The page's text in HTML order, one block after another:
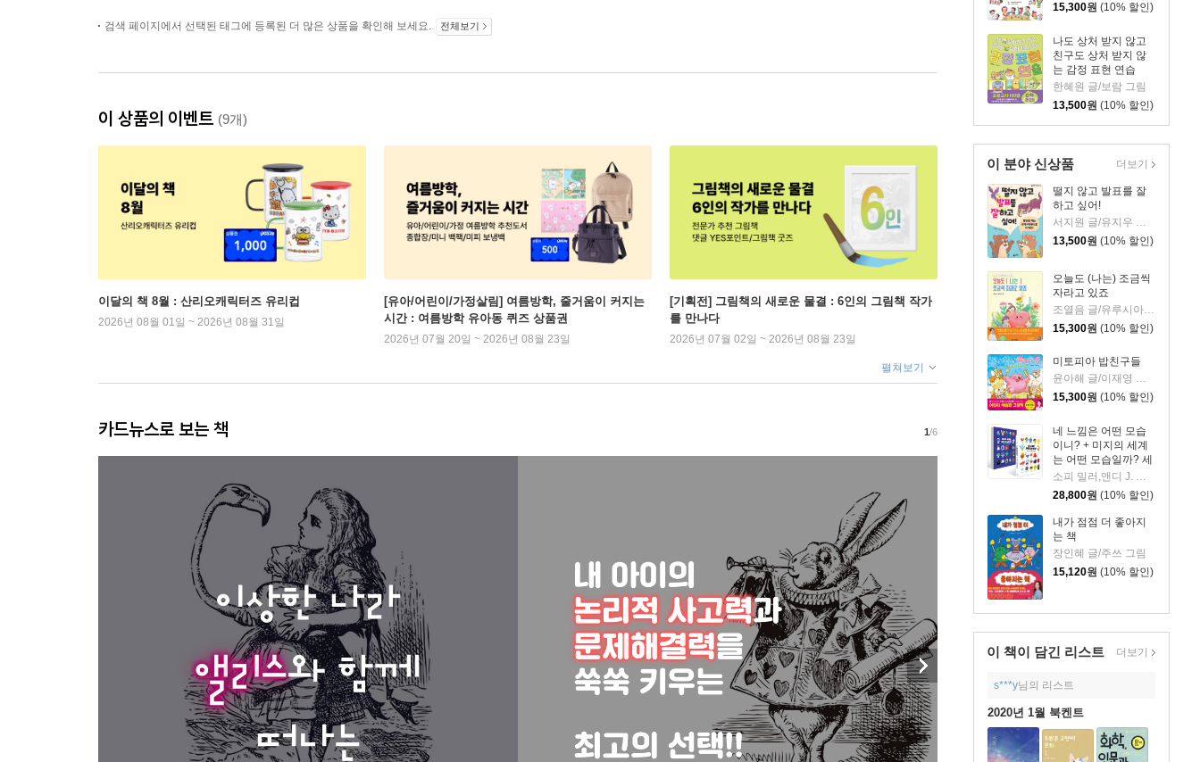
15,300원 (10% 할인)
나도 상처 받지 않고
친구도 상처 받지 않
는 감정 표현 연습
한혜원 글/보람 그림
13,500원 (10% 할인)
이 분야 신상품
떨지 않고 발표를 잘
하고 싶어!
서지원 글/유지우 그림
13,500원 (10% 할인)
오늘도 (나는) 조금씩
자라고 있죠
15,300원 (10% 할인)
미토피아 밥친구들
윤아해 글/이재영 그림
15,300원 (10% 할인)
네 느낌은 어떤 모습
이니? + 미지의 세계
는 어떤 모습일까? 세
트
28,800원 (10% 할인)
내가 점점 더 좋아지
는 책
장인혜 글/주쓰 그림
15,120원 (10% 할인)
더보기
이 책이 담긴 리스트 더보기
s***y님의 리스트
2020년 1월 북켄트
검색 페이지에서 선택된 태그에 등록된 더 많은 상품을 확인해 보세요. 전체보기
이 상품의 이벤트 (9개)
이달의 책 8월 : 산리오캐릭터즈 유리컵
2026년 08월 01일 ~ 2026년 08월 31일
[유아/어린이/가정살림] 여름방학, 줄거움이 커지는
시간 : 여름방학 유아동 퀴즈 상품권
2026년 07월 20일 ~ 2026년 08월 23일
[기획전] 그림책의 새로운 물결 : 6인의 그림책 작가
를 만나다
2026년 07월 02일 ~ 2026년 08월 23일
펼쳐보기
카드뉴스로 보는 책 1/6